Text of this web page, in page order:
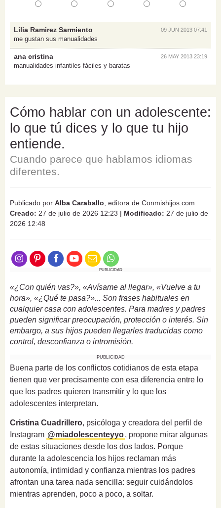
09 JUN 2013 07:41
Lilia Ramirez Sarmiento
me gustan sus manualidades
26 MAY 2013 23:19
ana cristina
manualidades infantiles fáciles y baratas
Cómo hablar con un adolescente:
lo que tú dices y lo que tu hijo
entiende.
Cuando parece que hablamos idiomas
diferentes.
Publicado por Alba Caraballo , editora de Conmishijos.com
Creado: 27 de julio de 2026 12:23 | Modificado: 27 de julio de
2026 12:48
PUBLICIDAD
«¿Con quién vas?», «Avísame al llegar», «Vuelve a tu
hora», «¿Qué te pasa?»... Son frases habituales en
cualquier casa con adolescentes. Para madres y padres
pueden significar preocupación, protección o interés. Sin
embargo, a sus hijos pueden llegarles traducidas como
control, desconfianza o intromisión.
PUBLICIDAD
Buena parte de los conflictos cotidianos de esta etapa
tienen que ver precisamente con esa diferencia entre lo
que los padres quieren transmitir y lo que los
adolescentes interpretan.
Cristina Cuadrillero, psicóloga y creadora del perfil de
Instagram @miadolescenteyyo, propone mirar algunas
de estas situaciones desde los dos lados. Porque
durante la adolescencia los hijos reclaman más
autonomía, intimidad y confianza mientras los padres
afrontan una tarea nada sencilla: seguir cuidándolos
mientras aprenden, poco a poco, a soltar.